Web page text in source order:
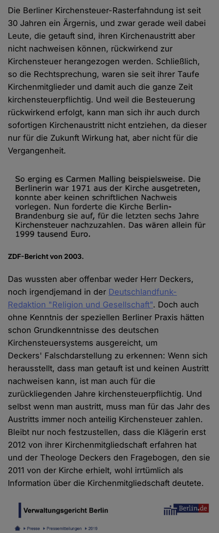
Die Berliner Kirchensteuer-Rasterfahndung ist seit
30 Jahren ein Ärgernis, und zwar gerade weil dabei
Leute, die getauft sind, ihren Kirchenaustritt aber
nicht nachweisen können, rückwirkend zur
Kirchensteuer herangezogen werden. Schließlich,
so die Rechtsprechung, waren sie seit ihrer Taufe
Kirchenmitglieder und damit auch die ganze Zeit
kirchensteuerpflichtig. Und weil die Besteuerung
rückwirkend erfolgt, kann man sich ihr auch durch
sofortigen Kirchenaustritt nicht entziehen, da dieser
nur für die Zukunft Wirkung hat, aber nicht für die
Vergangenheit.
ZDF-Bericht von 2003.
Das wussten aber offenbar weder Herr Deckers,
noch irgendjemand in der Deutschlandfunk-
Redaktion "Religion und Gesellschaft". Doch auch
ohne Kenntnis der speziellen Berliner Praxis hätten
schon Grundkenntnisse des deutschen
Kirchensteuersystems ausgereicht, um
Deckers' Falschdarstellung zu erkennen: Wenn sich
herausstellt, dass man getauft ist und keinen Austritt
nachweisen kann, ist man auch für die
zurückliegenden Jahre kirchensteuerpflichtig. Und
selbst wenn man austritt, muss man für das Jahr des
Austritts immer noch anteilig Kirchensteuer zahlen.
Bleibt nur noch festzustellen, dass die Klägerin erst
2012 von ihrer Kirchenmitgliedschaft erfahren hat
und der Theologe Deckers den Fragebogen, den sie
2011 von der Kirche erhielt, wohl irrtümlich als
Information über die Kirchenmitgliedschaft deutete.
Cookies